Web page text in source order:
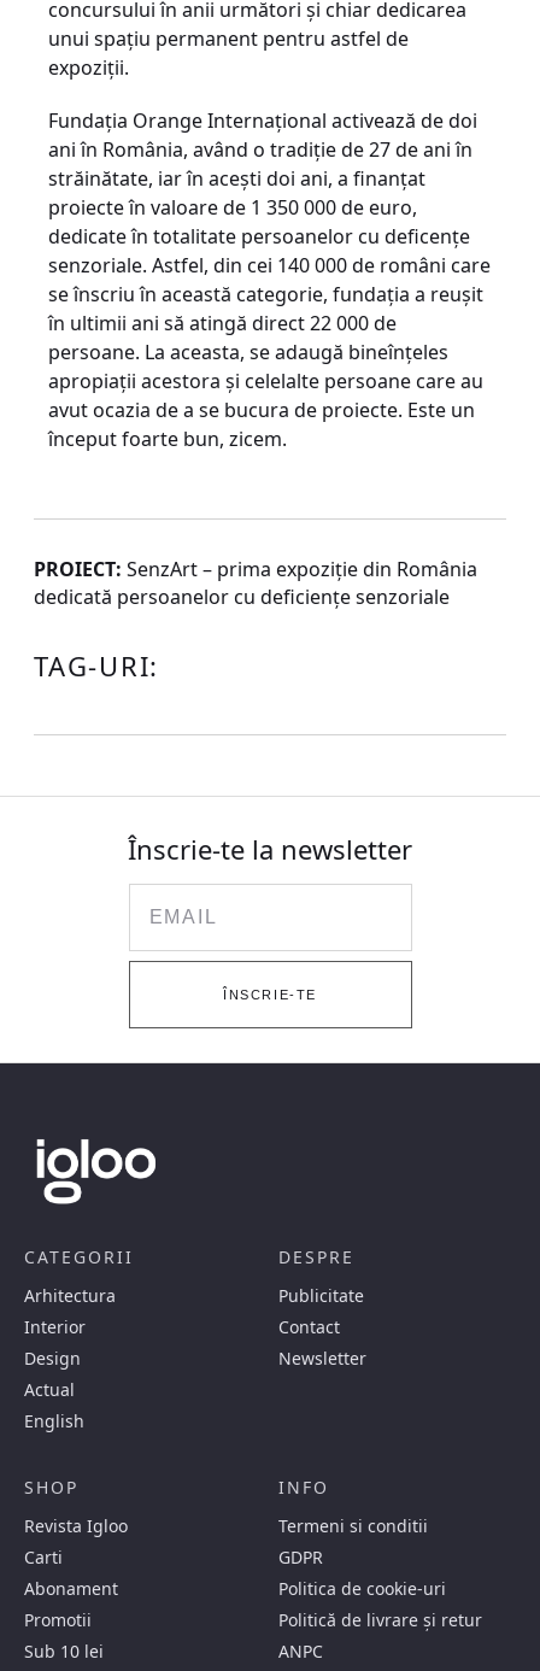
concursului în anii următori şi chiar dedicarea
unui spaţiu permanent pentru astfel de
expoziţii.
Fundaţia Orange Internaţional activează de doi
ani în România, având o tradiţie de 27 de ani în
străinătate, iar în aceşti doi ani, a finanţat
proiecte în valoare de 1 350 000 de euro,
dedicate în totalitate persoanelor cu deficenţe
senzoriale. Astfel, din cei 140 000 de români care
se înscriu în această categorie, fundaţia a reuşit
în ultimii ani să atingă direct 22 000 de
persoane. La aceasta, se adaugă bineînţeles
apropiaţii acestora şi celelalte persoane care au
avut ocazia de a se bucura de proiecte. Este un
început foarte bun, zicem.
PROIECT: SenzArt – prima expoziţie din România
dedicată persoanelor cu deficienţe senzoriale
TAG-URI:
Înscrie-te la newsletter
ÎNSCRIE-TE
CATEGORII
Arhitectura
Interior
Design
Actual
English
DESPRE
Publicitate
Contact
Newsletter
SHOP
Revista Igloo
Carti
Abonament
Promotii
Sub 10 lei
INFO
Termeni si conditii
GDPR
Politica de cookie-uri
Politică de livrare și retur
ANPC